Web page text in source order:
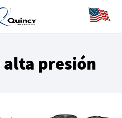
presión